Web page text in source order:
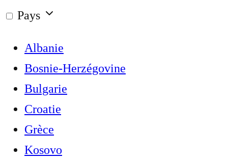
Pays
Albanie
Bosnie-Herzégovine
Bulgarie
Croatie
Grèce
Kosovo